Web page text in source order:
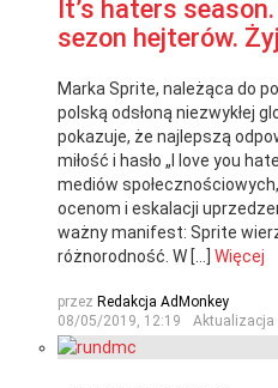
It’s haters
sezon hejterów.
Marka Sprite, należąca do
polską odsłoną niezwykłej
pokazuje, że najlepszą
miłość i hasło „I love you
mediów
ocenom i eskalacji
ważny manifest: Sprite
różnorodność. W […] Więcej
przez Redakcja AdMonkey
08/05/2019, 12:19
Aktualizacja